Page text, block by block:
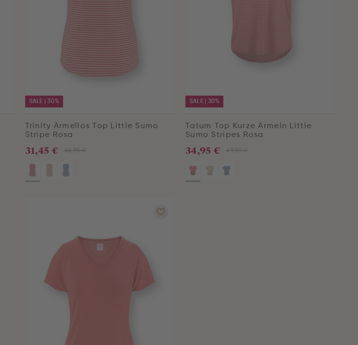
SALE | 30%
Trinity Ärmellos Top Little Sumo
Stripe Rosa
44,95 €
31,45 €
SALE | 30%
Tatum Top Kurze Ärmeln Little
Sumo Stripes Rosa
49,95 €
34,95 €